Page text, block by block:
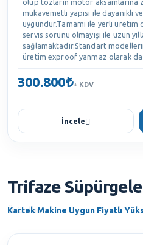
mukavemetli yapısı ile dayanıklı
uygundur.Tamamı ile yerli üretim
servis sorunu olmayışı ile uzun
sağlamaktadır.Standart
üretim exproof yanmaz olarak
300.800₺+ KDV
İncele
Trifaze
Kartek Makine Uygun Fiyatlı
Ürünler